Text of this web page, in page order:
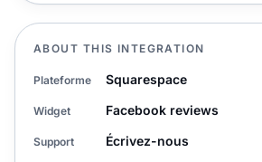
ABOUT THIS INTEGRATION
Plateforme Squarespace
Widget Facebook reviews
Support Écrivez-nous